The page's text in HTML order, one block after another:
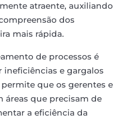
atraente, auxiliando
dos
mais rápida.
de processos é
e gargalos
permite que os gerentes e
áreas que precisam de
a eficiência da